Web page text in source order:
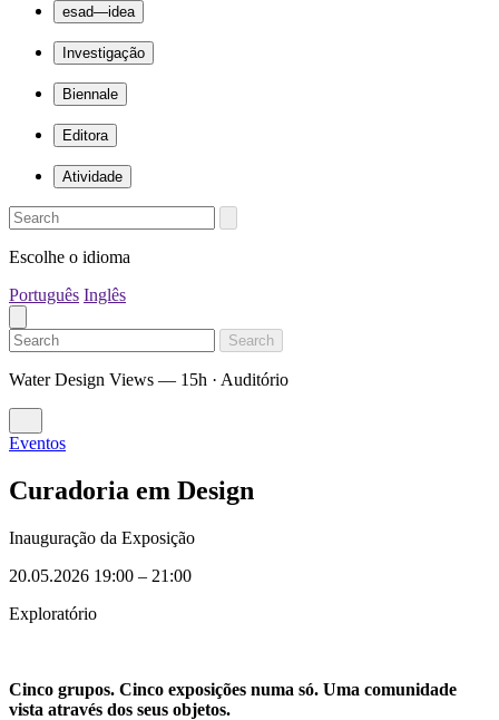
esad—idea
Investigação
Biennale
Editora
Atividade
Escolhe o idioma
Português Inglês
Search
Water Design Views — 15h · Auditório
Eventos
Curadoria em Design
Inauguração da Exposição
20.05.2026 19:00 – 21:00
Exploratório
Cinco grupos. Cinco exposições numa só. Uma comunidade
vista através dos seus objetos.